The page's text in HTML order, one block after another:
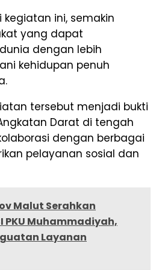
kegiatan ini, semakin
yang dapat
dengan lebih
kehidupan penuh
tersebut menjadi bukti
Darat di tengah
dengan berbagai
pelayanan sosial dan
Malut Serahkan
PKU Muhammadiyah,
Layanan